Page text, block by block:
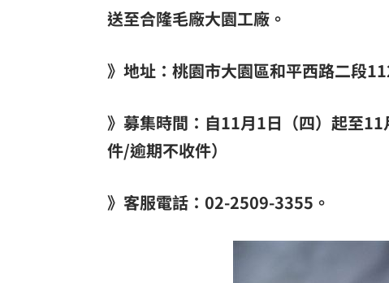
送至合隆毛廠大園工廠。
》地址：桃園市大園區和平西路二段
》募集時間：自11月1日（四）起至
件/逾期不收件）
》客服電話：02-2509-3355。